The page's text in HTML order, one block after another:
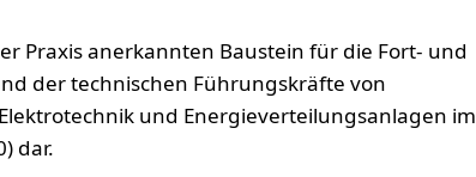
Praxis anerkannten Baustein für die Fort- und
der technischen Führungskräfte von
und Energieverteilungsanlagen im
dar.